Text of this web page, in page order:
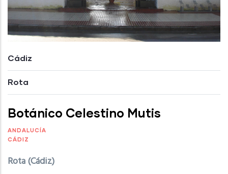
Cádiz
Rota
Botánico Celestino Mutis
ANDALUCÍA
CÁDIZ
Rota (Cádiz)